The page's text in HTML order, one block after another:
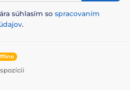
súhlasím so spracovaním
.